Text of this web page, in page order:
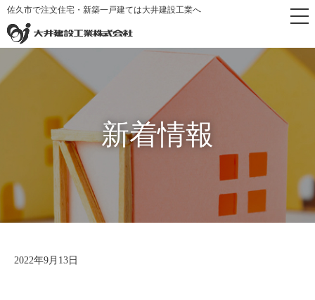
佐久市で注文住宅・新築一戸建ては大井建設工業へ
新着情報
トップページ > 新着情報
2022年9月13日